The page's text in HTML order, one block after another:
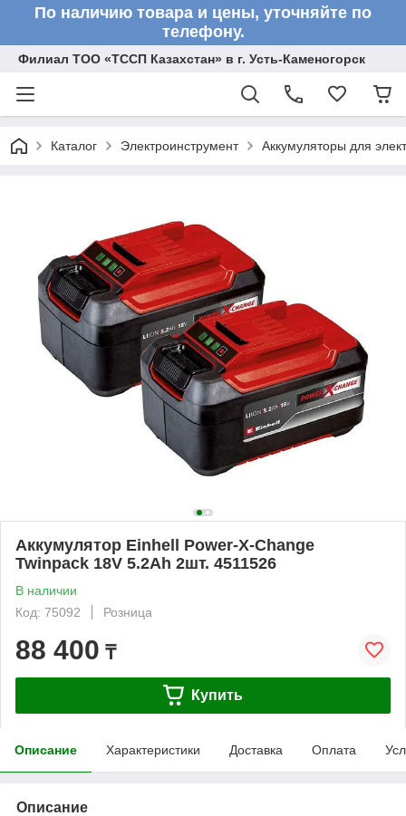
По наличию товара и цены, уточняйте по
телефону.
Филиал ТОО «ТССП Казахстан» в г. Усть-Каменогорск
Каталог Электроинструмент Аккумуляторы для
Аккумулятор Einhell Power-X-Change
Twinpack 18V 5.2Ah 2шт. 4511526
В наличии
Код: 75092
Розница
88 400 ₸
Купить
Описание Характеристики Доставка Оплата
Описание